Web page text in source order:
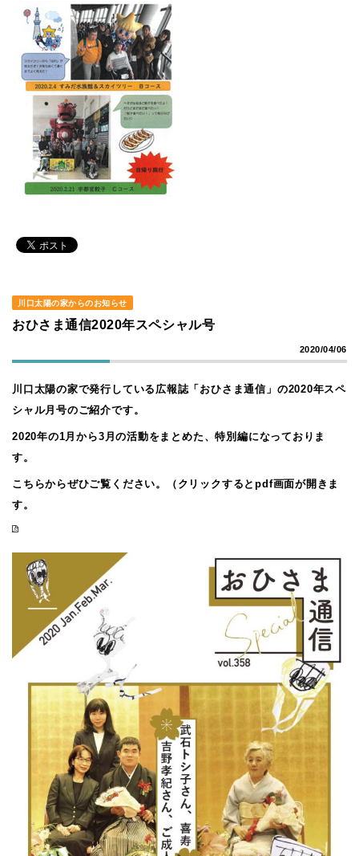
川口太陽の家からのお知らせ
おひさま通信2020年スペシャル号
2020/04/06
川口太陽の家で発行している広報誌「おひさま通信」の2020年スペ
シャル月号のご紹介です。
2020年の1月から3月の活動をまとめた、特別編になっておりま
す。
こちらからぜひご覧ください。（クリックするとpdf画面が開きま
す。